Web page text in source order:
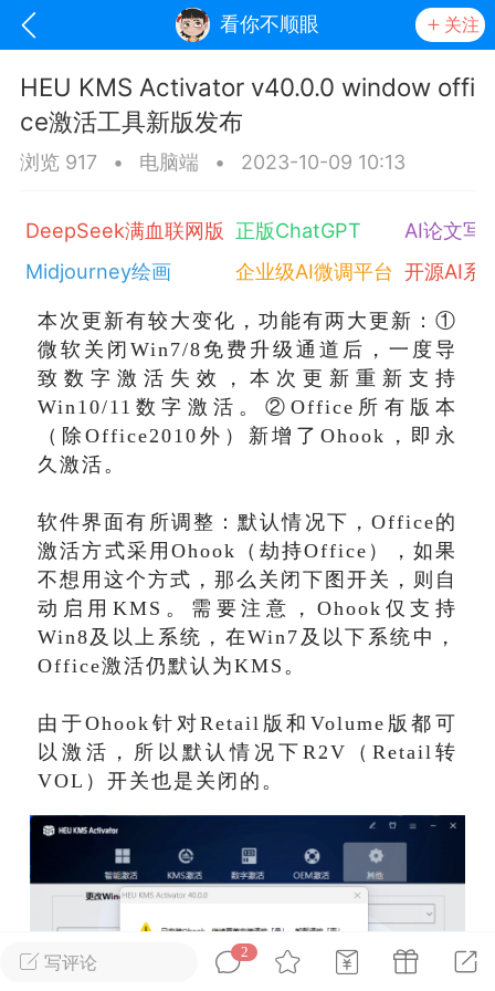
看你不顺眼 关注
29 10:10 电脑端 智狐AI工作台
中英翻译
#智狐AI工作台
1 29
聚合API
龙坤智创合作品牌
者怎么接入Claude Opus 5 ？智创聚合
调用
Opus 5 已在 Claude、Claude
API，以及 Amazon Web
、Google Cloud 和 Microsoft Foundry
可选择的最强模型。
注接入效率、调用成本和企业报销流程
写评论
2
HEU KMS Activator v40.0.0 window offi
ce激活工具新版发布
浏览 917 • 电脑端 • 2023-10-09 10:13
DeepSeek满血联网版
Midjourney绘画
正版ChatGPT
企业级AI微调平台
AI论文写
开源AI系
本次更新有较大变化，功能有两大更新：①
微软关闭Win7/8免费升级通道后，一度导
致数字激活失效，本次更新重新支持
Win10/11数字激活。②Office所有版本
（除Office2010外）新增了Ohook，即永
久激活。
软件界面有所调整：默认情况下，Office的
激活方式采用Ohook（劫持Office），如果
不想用这个方式，那么关闭下图开关，则自
动启用KMS。 需要注意，Ohook仅支持
Win8及以上系统，在Win7及以下系统中，
Office激活仍默认为KMS。
由于Ohook针对Retail版和Volume版都可
以激活，所以默认情况下R2V（Retail转
VOL）开关也是关闭的。